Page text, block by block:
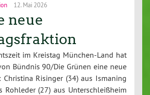
12. Mai 2026
neue
im Kreistag Mün­chen-Land hat
Bündnis 90/Die Grünen eine neue
Christina Risinger (34) aus Ismaning
Rohleder (27) aus Un­ter­schleiß­heim